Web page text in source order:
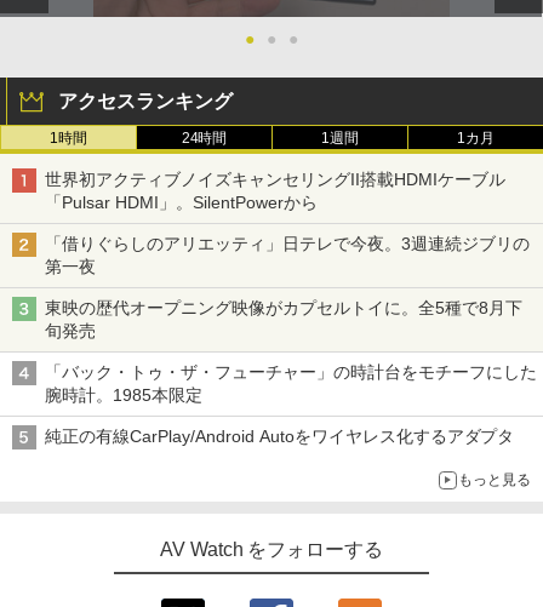
● ● ●
アクセスランキング
1時間 24時間 1週間 1カ月
世界初アクティブノイズキャンセリングII搭載HDMIケーブル
「Pulsar HDMI」。SilentPowerから
「借りぐらしのアリエッティ」日テレで今夜。3週連続ジブリの
第一夜
東映の歴代オープニング映像がカプセルトイに。全5種で8月下
旬発売
「バック・トゥ・ザ・フューチャー」の時計台をモチーフにした
腕時計。1985本限定
純正の有線CarPlay/Android Autoをワイヤレス化するアダプタ
もっと見る
AV Watch をフォローする